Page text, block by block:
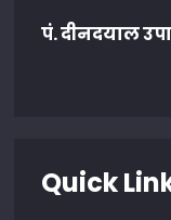
पं. दीनदयाल
Quick